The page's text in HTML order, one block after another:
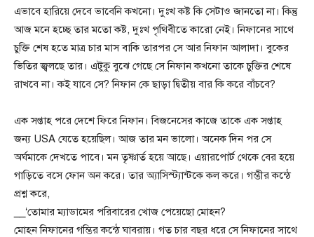
এভাবে হারিয়ে দেবে ভাবেনি কখনো। দুঃখ কষ্ট কি সেটাও জানতো না। কিন্তু
আজ মনে হচ্ছে তার মতো কষ্ট, দুঃখ পৃথিবীতে কারো নেই। নিফানের সাথে
চুক্তি শেষ হতে মাত্র চার মাস বাকি তারপর সে আর নিফান আলাদা। বুকের
ভিতির জ্বলছে তার। এটুকু বুঝে গেছে সে নিফান কখনো তাকে চুক্তির শেষে
রাখবে না। কই যাবে সে? নিফান কে ছাড়া দ্বিতীয় বার কি করে বাঁচবে?
এক সপ্তাহ পরে দেশে ফিরে নিফান। বিজনেসের কাজে তাকে এক সপ্তাহ
জন্য USA যেতে হয়েছিল। আজ তার মন ভালো। অনেক দিন পর সে
অর্ঘমাকে দেখতে পাবে। মন তৃষ্ণার্ত হয়ে আছে। এয়ারপোর্ট থেকে বের হয়ে
গাড়িতে বসে ফোন অন করে। তার অ্যাসিস্ট্যান্টকে কল করে। গম্ভীর কন্ঠে
প্রশ্ন করে,
__‘তোমার ম্যাডামের পরিবারের খোজ পেয়েছো মোহন?
মোহন নিফানের গম্ভির কন্ঠে ঘাবরায়। গত চার বছর ধরে সে নিফানের সাথে